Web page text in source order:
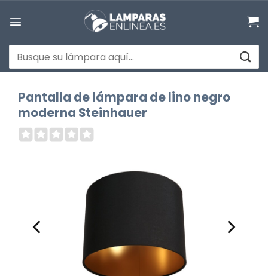
Buscar
por:
Pantalla de lámpara de lino negro
moderna Steinhauer